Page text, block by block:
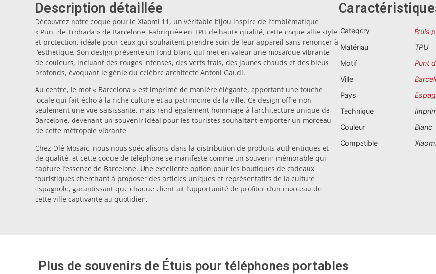
Description détaillée
Découvrez notre coque pour le Xiaomi 11, un véritable bijou inspiré de l’emblématique
« Punt de Trobada » de Barcelone. Fabriquée en TPU de haute qualité, cette coque allie style
et protection, idéale pour ceux qui souhaitent prendre soin de leur appareil sans renoncer à
l’esthétique. Son design présente un fond blanc qui met en valeur une mosaïque vibrante
de couleurs, incluant des rouges intenses, des verts frais, des jaunes chauds et des bleus
profonds, évoquant le génie du célèbre architecte Antoni Gaudí.
Au centre, le mot « Barcelona » est imprimé de manière élégante, apportant une touche
locale qui fait écho à la riche culture et au patrimoine de la ville. Ce design offre non
seulement une vue saisissante, mais rend également hommage à l’architecture unique de
Barcelone, devenant un souvenir idéal pour les touristes souhaitant emporter un morceau
de cette métropole vibrante.
Chez Olé Mosaic, nous nous spécialisons dans la distribution de produits authentiques et
de qualité, et cette coque de téléphone se manifeste comme un souvenir mémorable qui
capture l’essence de Barcelone. Une excellente option pour les boutiques de cadeaux
touristiques cherchant à proposer des articles uniques et représentatifs de la culture
espagnole, garantissant que chaque client ait l’opportunité de profiter d’un morceau de
cette ville captivante au quotidien.
Category
Étuis
Matériau
TPU
Motif
Punt
Ville
Pays
Technique
Couleur
Blanc
Compatible
Plus de souvenirs de Étuis pour téléphones portables